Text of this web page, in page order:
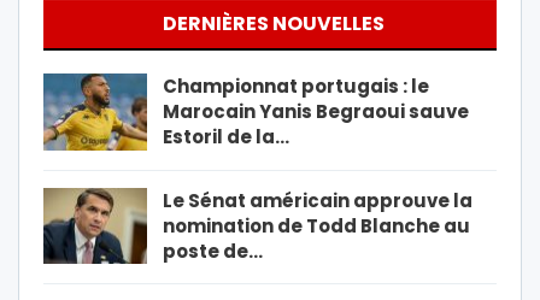
DERNIÈRES NOUVELLES
Championnat portugais : le
Marocain Yanis Begraoui sauve
Estoril de la…
Le Sénat américain approuve la
nomination de Todd Blanche au
poste de…